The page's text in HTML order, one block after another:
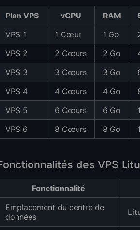
d'utiliser un VPS en Lituanie ?
plusieurs sites Web sur un VPS en Lituanie ?
est-il bon pour les serveurs de jeux ?
panneau de contrôle sont disponibles pour
Lituanie incluent-ils une protection DDoS ?
faire évoluer mon VPS en Lituanie à mesure
du Sud
Plan VPS vCPU RAM
VPS 1
1 Cœur 1 Go
VPS 2
2 Cœurs 2 Go
VPS 3
3 Cœurs 3 Go
VPS 4
4 Cœurs 4 Go
VPS 5
6 Cœurs 6 Go
VPS 6
8 Cœurs 8 Go
des VPS
Fonctionnalité
Emplacement du centre de
données